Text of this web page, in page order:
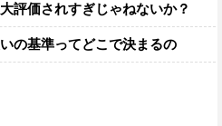
評価されすぎじゃねないか？
の基準ってどこで決まるの